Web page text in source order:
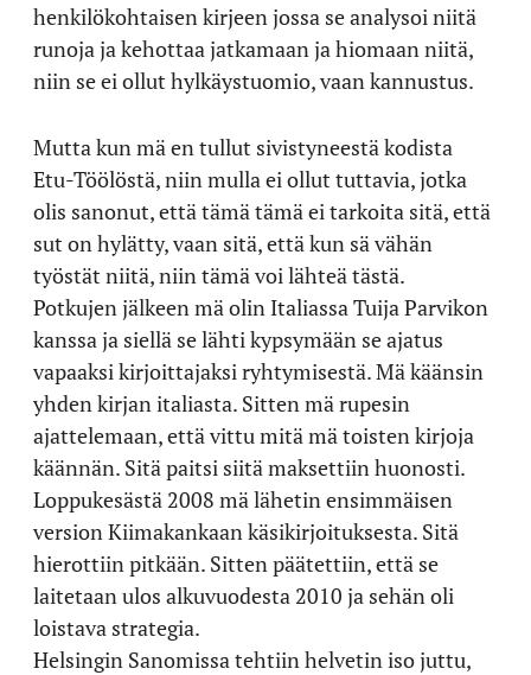
henkilökohtaisen kirjeen jossa se analysoi niitä
runoja ja kehottaa jatkamaan ja hiomaan niitä,
niin se ei ollut hylkäystuomio, vaan kannustus.
Mutta kun mä en tullut sivistyneestä kodista
Etu-Töölöstä, niin mulla ei ollut tuttavia, jotka
olis sanonut, että tämä tämä ei tarkoita sitä, että
sut on hylätty, vaan sitä, että kun sä vähän
työstät niitä, niin tämä voi lähteä tästä.
Potkujen jälkeen mä olin Italiassa Tuija Parvikon
kanssa ja siellä se lähti kypsymään se ajatus
vapaaksi kirjoittajaksi ryhtymisestä. Mä käänsin
yhden kirjan italiasta. Sitten mä rupesin
ajattelemaan, että vittu mitä mä toisten kirjoja
käännän. Sitä paitsi siitä maksettiin huonosti.
Loppukesästä 2008 mä lähetin ensimmäisen
version Kiimakankaan käsikirjoituksesta. Sitä
hierottiin pitkään. Sitten päätettiin, että se
laitetaan ulos alkuvuodesta 2010 ja sehän oli
loistava strategia.
Helsingin Sanomissa tehtiin helvetin iso juttu,